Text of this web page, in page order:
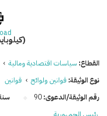
(67.41 كيلوبايت)
القطاع: سياسات اقتصادية ومالية ›
نوع الوثيقة: قوانين ولوائح › قوانين
رقم الوثيقة/الدعوى:90